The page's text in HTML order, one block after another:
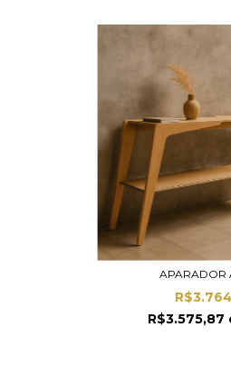
APARADOR
R$3.575,87